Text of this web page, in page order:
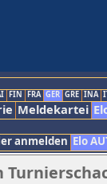
FIN FRA GER GRE INA
Meldekartei
anmelden Elo